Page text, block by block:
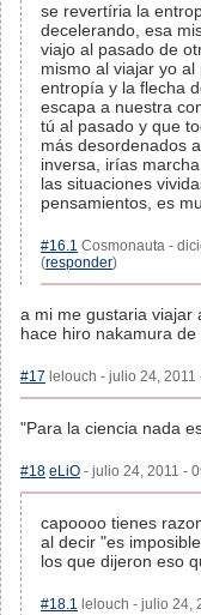
se revertíria la
decelerando, esa
viajo al pasado de
mismo al viajar yo
entropía y la flecha
escapa a nuestra
tú al pasado y que
más desordenados
inversa, irías
las situaciones
pensamientos, es
#16.1 Cosmonauta -
(responder)
a mi me gustaria viajar
hace hiro nakamura
#17 lelouch - julio 24,
"Para la ciencia nada
#18 eLiO - julio 24, 2011 -
capoooo tienes
al decir "es
los que dijeron eso
#18.1 lelouch - julio 24,